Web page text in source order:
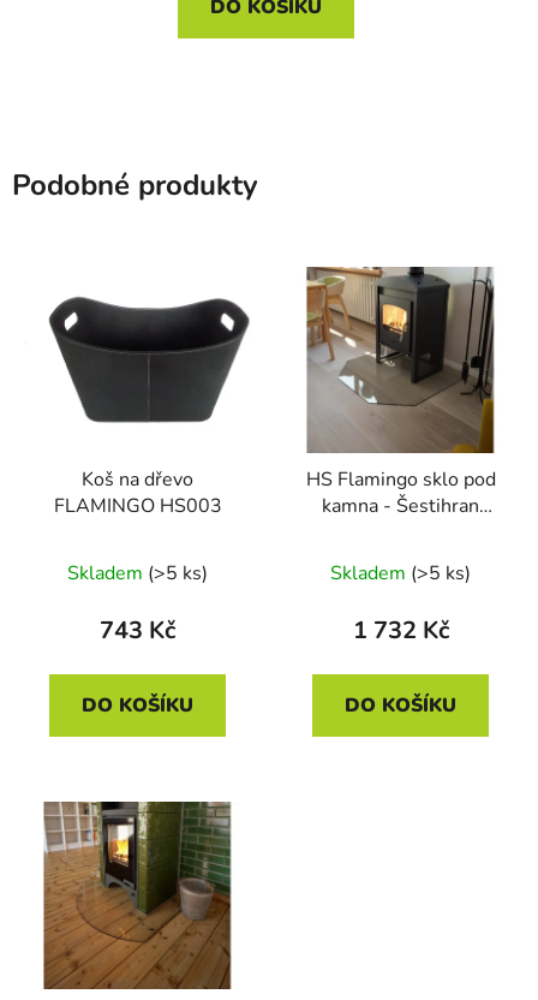
DO KOŠÍKU
Podobné produkty
Koš na dřevo
FLAMINGO HS003
Skladem (>5 ks)
743 Kč
DO KOŠÍKU
HS Flamingo sklo pod
kamna - Šestihran
Skladem (>5 ks)
1 732 Kč
DO KOŠÍKU